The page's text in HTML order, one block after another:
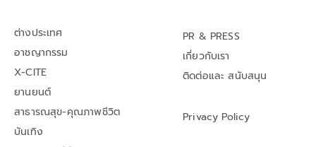
ต่างประเทศ
อาชญากรรม
X-CITE
ยานยนต์
สาธารณสุข-คุณภาพชีวิต
บันเทิง
PR & PRESS
เกี่ยวกับเรา
ติดต่อและ สนับสนุน
Privacy Policy